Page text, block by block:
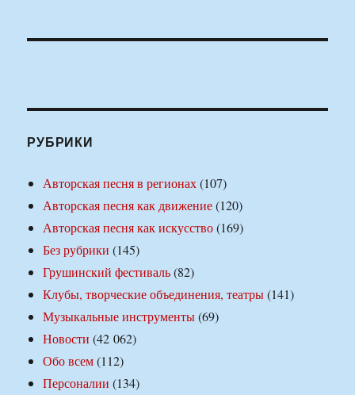
РУБРИКИ
Авторская песня в регионах(107)
Авторская песня как движение(120)
Авторская песня как искусство(169)
Без рубрики (145)
Грушинский фестиваль(82)
Клубы, творческие объединения, театры(141)
Музыкальные инструменты(69)
Новости (42 062)
Обо всем(112)
Персоналии (134)